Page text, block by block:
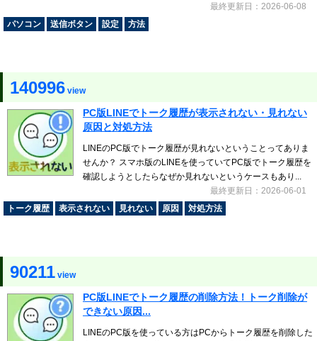
最終更新日：2026-06-08
パソコン
送信ボタン 設定 方法
140996 view
PC版LINEでトーク履歴が表示されない・見れない
原因と対処方法
LINEのPC版でトーク履歴が見れないということってありま
せんか？ スマホ版のLINEを使っていてPC版でトーク履歴を
確認しようとしたらなぜか見れないというケースもあり...
最終更新日：2026-06-01
トーク履歴
表示されない 見れない 原因 対処方法
90211 view
PC版LINEでトーク履歴の削除方法！トーク削除が
できない原因...
LINEのPC版を使っている方はPCからトーク履歴を削除した